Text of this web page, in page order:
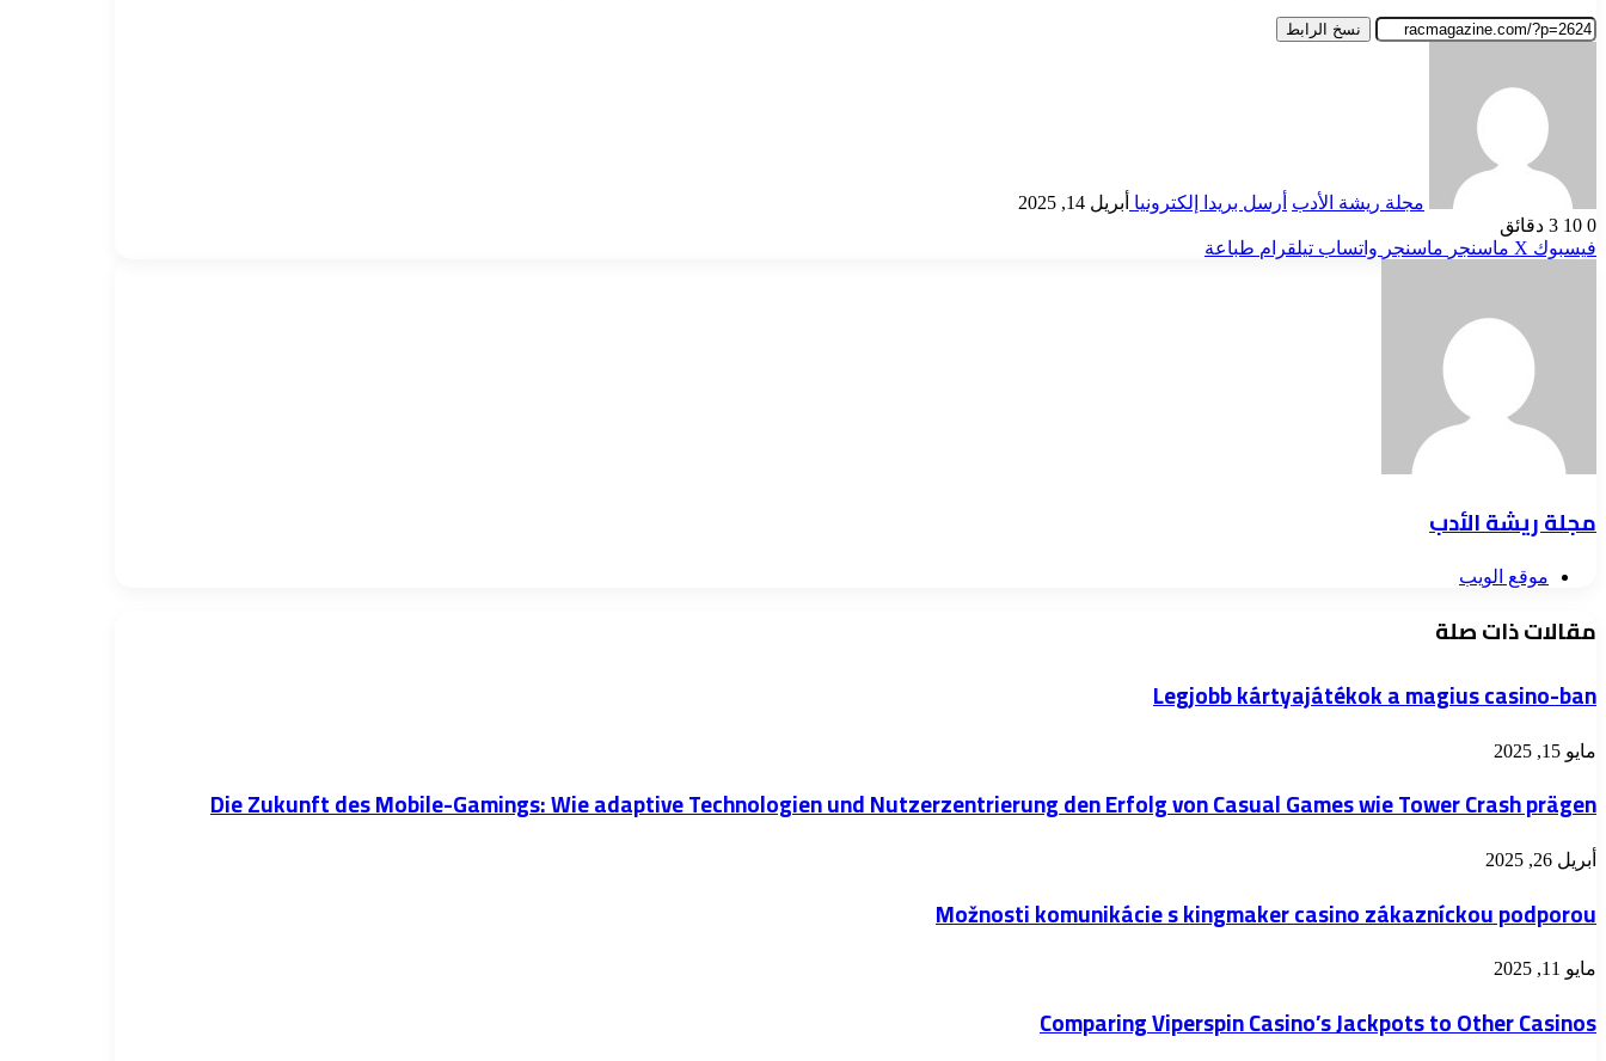
نسخ الرابط
مجلة ريشة الأدب أرسل بريدا إلكترونيا أبريل 14, 2025
0
3 دقائق
فيسبوك ‫X ماسنجر ماسنجر واتساب تيلقرام طباعة
مجلة ريشة الأدب
موقع الويب
مقالات ذات صلة
Legjobb kártyajátékok a magius casino-ban
مايو 15, 2025
Die Zukunft des Mobile-Gamings: Wie adaptive Technologien und Nutzerzentrierung den Erfolg von Casual Games wie Tower Crash prägen
أبريل 26, 2025
Možnosti komunikácie s kingmaker casino zákazníckou podporou
مايو 11, 2025
Comparing Viperspin Casino’s Jackpots to Other Casinos